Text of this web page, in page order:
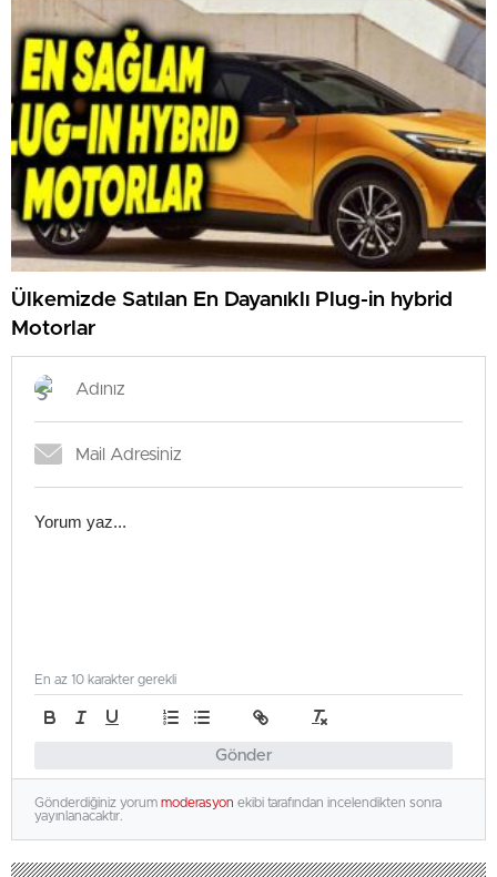
Ülkemizde Satılan En Dayanıklı Plug-in hybrid
Motorlar
Gönder
En az 10 karakter gerekli
Gönderdiğiniz yorum moderasyon ekibi tarafından incelendikten sonra
yayınlanacaktır.